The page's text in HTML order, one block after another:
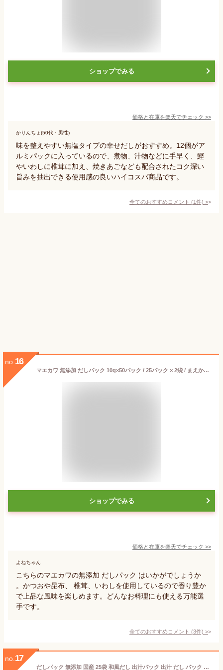
ショップでみる
価格と在庫を楽天でチェック >>
かりんちょ(50代・男性)
味を整えやすい無塩タイプの幸せだしがおすすめ。12個がア
ルミパックに入っているので、煮物、汁物などに手早く、鰹
やいわしに椎茸に加え、焼きあごなども配合されたコク深い
旨みを抽出できる使用感の良いハイコスパ商品です。
全てのおすすめコメント (1件) >
no. 16
マエカワ 無添加 だしパック 10g×50パック / 25パック × 2袋 / まえか和 マエカワテイスト 天然だしパック 特撰 赤ちゃん ベビーフード 離乳食 無塩 だし 和風だし 万能調味料 天然だし かつお 昆布 シイタケ いわし 和風料理 完全無添加 国産 天然 ポイント消化 送料無料
ショップでみる
価格と在庫を楽天でチェック >>
よねちゃん
こちらのマエカワの無添加 だしパック はいかがでしょうか
。かつおや昆布、 椎茸、いわしを使用しているので香り豊か
で上品な風味を楽しめます。どんなお料理にも使える万能選
手です。
全てのおすすめコメント (3件) >
no. 17
だしパック 無添加 国産 25袋 和風だし 出汁パック 出汁 だし パック 袋 国産原料 食塩 糖類 アミノ酸 不使用 無漂白不織布使用 無塩 食塩不使用 水出し 幼児食 離乳食 いわしふし いわし 煮干 かつおふし 鰹節 かつお節 昆布 しいたけ 和風だしの素